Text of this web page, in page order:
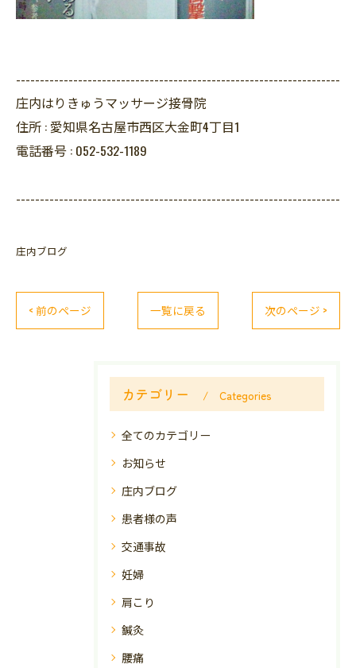
--------------------------------------------------------------------
庄内はりきゅうマッサージ接骨院
住所 : 愛知県名古屋市西区大金町4丁目1
電話番号 : 052-532-1189
--------------------------------------------------------------------
庄内ブログ
< 前のページ 一覧に戻る 次のページ >
カテゴリー Categories
全てのカテゴリー
お知らせ
庄内ブログ
患者様の声
交通事故
妊婦
肩こり
鍼灸
腰痛